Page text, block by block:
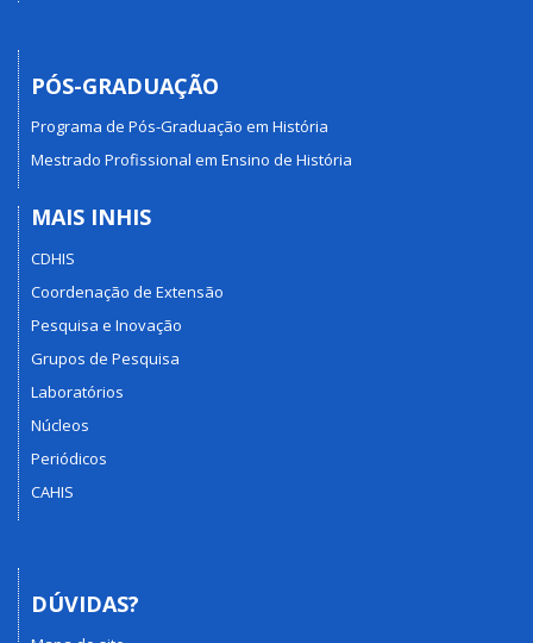
PÓS-GRADUAÇÃO
Programa de Pós-Graduação em História
Mestrado Profissional em Ensino de História
MAIS INHIS
CDHIS
Coordenação de Extensão
Pesquisa e Inovação
Grupos de Pesquisa
Laboratórios
Núcleos
Periódicos
CAHIS
DÚVIDAS?